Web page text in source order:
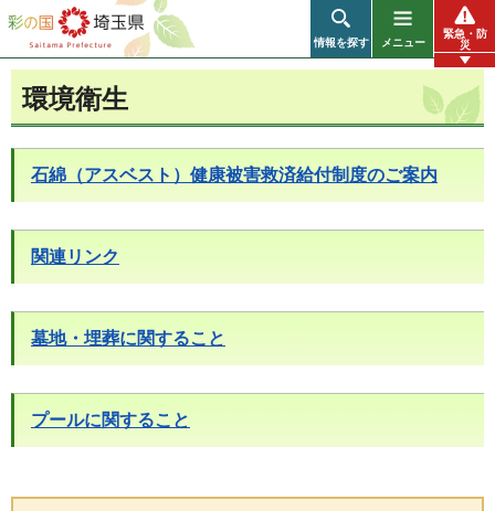
彩の国 埼玉県
情報を探す メニュー
緊急・防
災
環境衛生
石綿（アスベスト）健康被害救済給付制度のご案内
関連リンク
墓地・埋葬に関すること
プールに関すること